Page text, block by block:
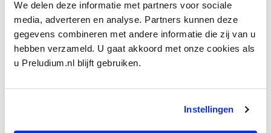
We delen deze informatie met partners voor sociale
media, adverteren en analyse. Partners kunnen deze
gegevens combineren met andere informatie die zij van u
hebben verzameld. U gaat akkoord met onze cookies als
u Preludium.nl blijft gebruiken.
Instellingen